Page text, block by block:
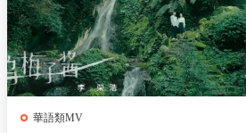
華語類MV